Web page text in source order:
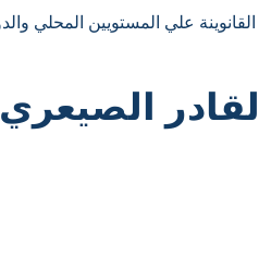
علي المستويين المحلي